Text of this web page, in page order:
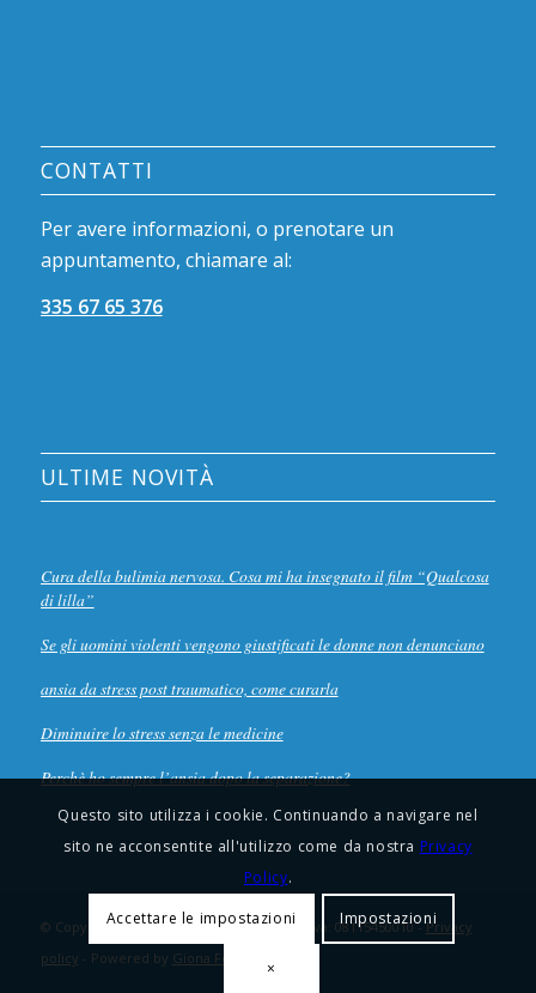
CONTATTI
Per avere informazioni, o prenotare un
appuntamento, chiamare al:
335 67 65 376
ULTIME NOVITÀ
Cura della bulimia nervosa. Cosa mi ha insegnato il film “Qualcosa
di lilla”
Se gli uomini violenti vengono giustificati le donne non denunciano
ansia da stress post traumatico, come curarla
Diminuire lo stress senza le medicine
Perchè ho sempre l’ansia dopo la separazione?
© Copyright - Synergia Centro Trauma - P.iva: 08115450010 -Privacy
policy - Powered by Giona Foti
Questo sito utilizza i cookie. Continuando a navigare nel
sito ne acconsentite all'utilizzo come da nostra Privacy
Policy.
Accettare le impostazioni Impostazioni
×